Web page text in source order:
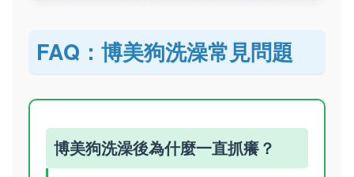
FAQ：博美狗洗澡常見問題
博美狗洗澡後為什麼一直抓癢？